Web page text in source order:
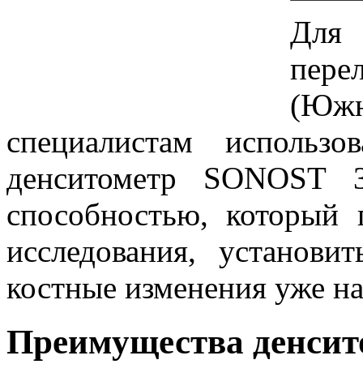
Для
специалистам
денситометр
способностью, который
исследования,
костные изменения уже
Преимущества